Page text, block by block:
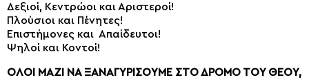
Δεξιοί, Κεντρώοι και Αριστεροί!
Πλούσιοι και Πένητες!
Επιστήμονες και Απαίδευτοι!
Ψηλοί και Κοντοί!
ΟΛΟΙ ΜΑΖΙ ΝΑ ΞΑΝΑΓΥΡΙΣΟΥΜΕ ΣΤΟ ΔΡΟΜΟ ΤΟΥ ΘΕΟΥ,